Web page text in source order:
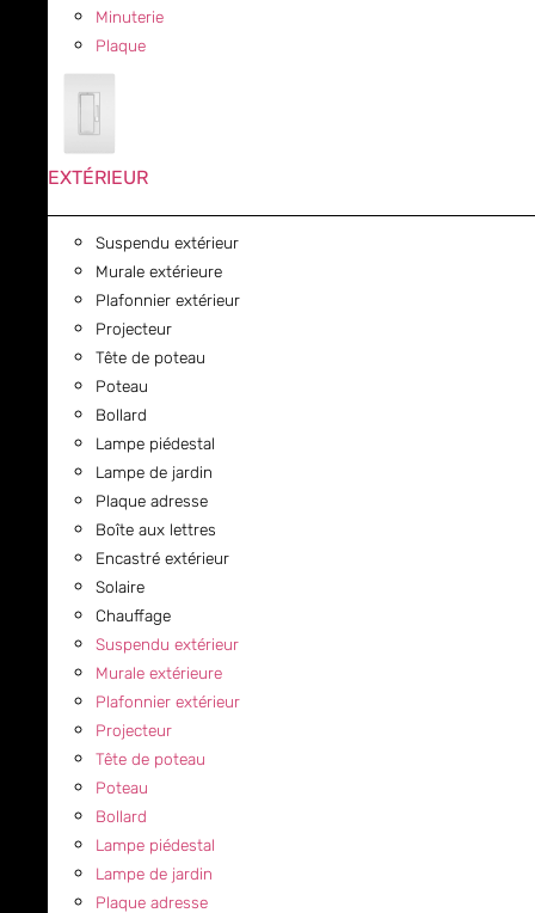
Minuterie
Plaque
EXTÉRIEUR
Suspendu extérieur
Murale extérieure
Plafonnier extérieur
Projecteur
Tête de poteau
Poteau
Bollard
Lampe piédestal
Lampe de jardin
Plaque adresse
Boîte aux lettres
Encastré extérieur
Solaire
Chauffage
Suspendu extérieur
Murale extérieure
Plafonnier extérieur
Projecteur
Tête de poteau
Poteau
Bollard
Lampe piédestal
Lampe de jardin
Plaque adresse